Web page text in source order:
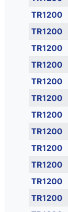
TR1200
TR1200
TR1200
TR1200
TR1200
TR1200
TR1200
TR1200
TR1200
TR1200
TR1200
TR1200